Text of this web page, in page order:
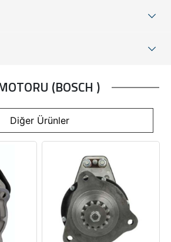
(BOSCH )
Diğer Ürünler